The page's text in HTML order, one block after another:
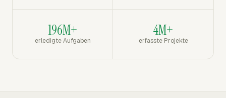
196M+
erledigte Aufgaben
4M+
erfasste Projekte